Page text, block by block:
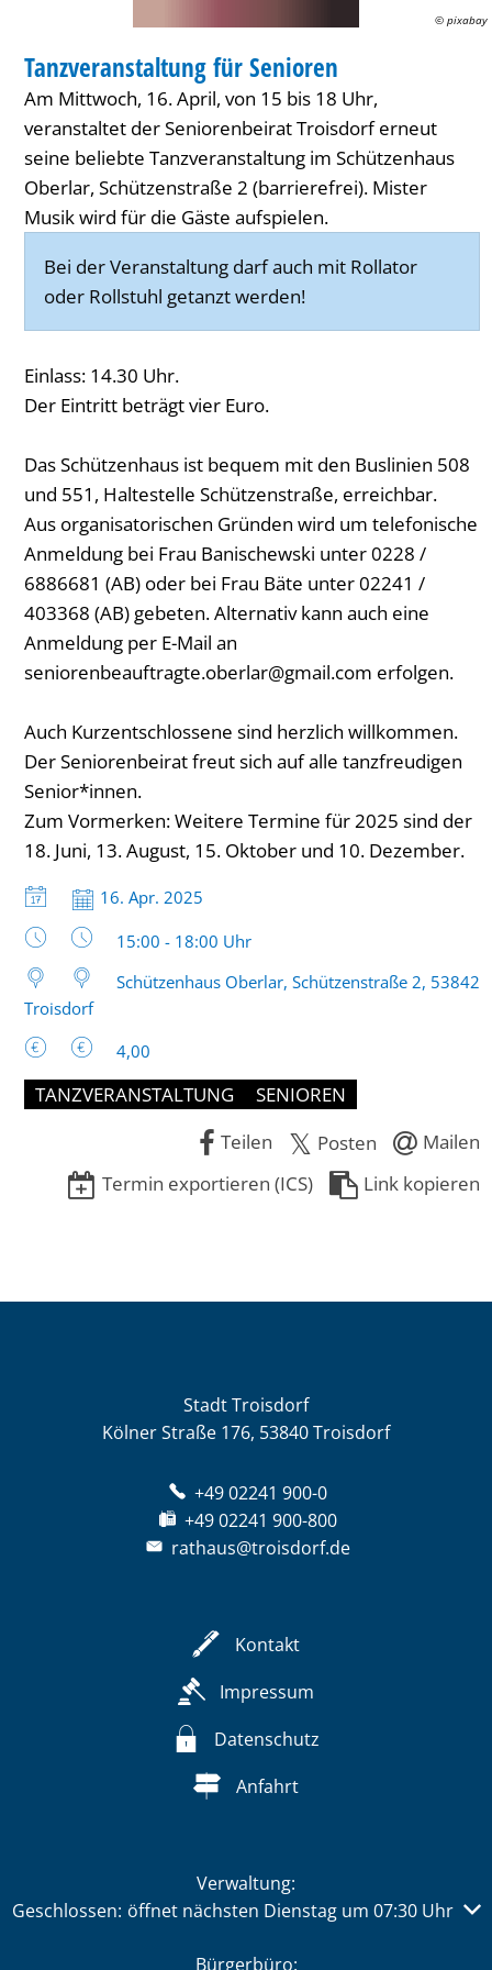
© pixabay
KATEGORIE: SENIOREN
Tanzveranstaltung für Senioren
Am Mittwoch, 16. April, von 15 bis 18 Uhr,
veranstaltet der Seniorenbeirat Troisdorf erneut
seine beliebte Tanzveranstaltung im Schützenhaus
Oberlar, Schützenstraße 2 (barrierefrei). Mister
Musik wird für die Gäste aufspielen.
Bei der Veranstaltung darf auch mit Rollator
oder Rollstuhl getanzt werden!
Einlass: 14.30 Uhr.
Der Eintritt beträgt vier Euro.
Das Schützenhaus ist bequem mit den Buslinien 508
und 551, Haltestelle Schützenstraße, erreichbar.
Aus organisatorischen Gründen wird um telefonische
Anmeldung bei Frau Banischewski unter 0228 /
6886681 (AB) oder bei Frau Bäte unter 02241 /
403368 (AB) gebeten. Alternativ kann auch eine
Anmeldung per E-Mail an
seniorenbeauftragte.oberlar@gmail.com erfolgen.
Auch Kurzentschlossene sind herzlich willkommen.
Der Seniorenbeirat freut sich auf alle tanzfreudigen
Senior*innen.
Zum Vormerken: Weitere Termine für 2025 sind der
18. Juni, 13. August, 15. Oktober und 10. Dezember.
Datum:
16. Apr. 2025
Uhrzeit:
15:00 - 18:00 Uhr
Schützenhaus Oberlar, Schützenstraße 2, 53842
Troisdorf
4,00
TANZVERANSTALTUNG
SENIOREN
Teilen
Posten
Mailen
Termin exportieren (ICS)
Link kopieren
Stadt Troisdorf
Kölner Straße 176, 53840 Troisdorf
+49 02241 900-0
+49 02241 900-800
rathaus@troisdorf.de
Kontakt
Impressum
Datenschutz
Anfahrt
Verwaltung:
Klicken, um weitere Öffnungs- oder Schließzeiten
Geschlossen: öffnet nächsten Dienstag um 07:30 Uhr
Bürgerbüro: